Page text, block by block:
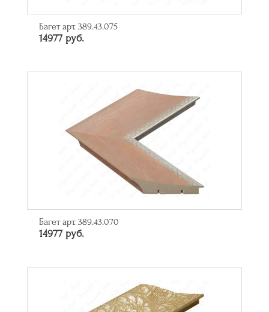
Багет арт. 389.43.075
14977 руб.
Багет арт. 389.43.070
14977 руб.